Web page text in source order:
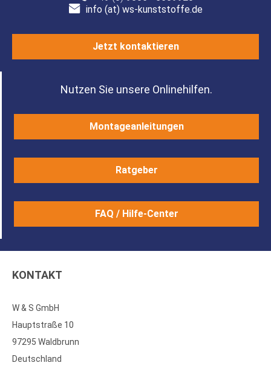
info (at) ws-kunststoffe.de
Jetzt kontaktieren
Nutzen Sie unsere Onlinehilfen.
Montageanleitungen
Ratgeber
FAQ / Hilfe-Center
KONTAKT
W & S GmbH
Hauptstraße 10
97295 Waldbrunn
Deutschland